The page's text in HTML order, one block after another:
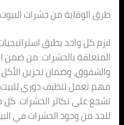
طرق الوقاية من حشرات البيوت
لازم كل واحد يطبق
المتعلقة بالحشرات. من ضمن
والشقوق، وضمان تخزين
مهم نعمل تنظيف دوري
تشجع على تكاثر الحشرات. كل
للحد من وجود الحشرات في